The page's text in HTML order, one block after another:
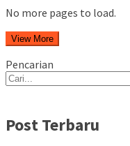
No more pages to load.
View More
Pencarian
Post Terbaru